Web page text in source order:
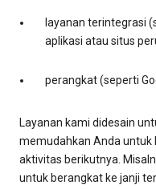
layanan terintegrasi
aplikasi atau situs
perangkat (seperti
Layanan kami didesain
memudahkan Anda untuk
aktivitas berikutnya.
untuk berangkat ke janji